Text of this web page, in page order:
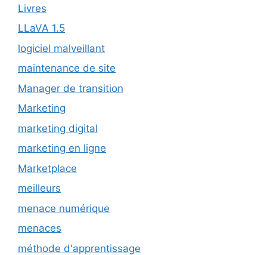
Livres
LLaVA 1.5
logiciel malveillant
maintenance de site
Manager de transition
Marketing
marketing digital
marketing en ligne
Marketplace
meilleurs
menace numérique
menaces
méthode d'apprentissage